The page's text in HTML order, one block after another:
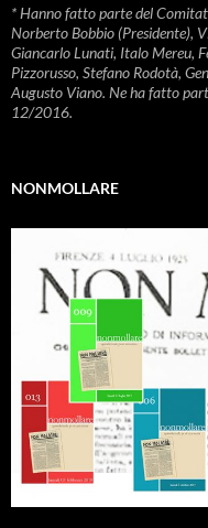
* Hanno fatto parte del
Norberto Bobbio (Presidente),
Giancarlo Lunati, Italo Mereu,
Pizzorusso, Stefano Rodotà,
Augusto Viano. Ne ha fatto
12/2016.
NONMOLLARE